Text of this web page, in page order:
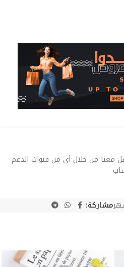
معنا من خلال أي من قنوات الدعم
مشاركة: